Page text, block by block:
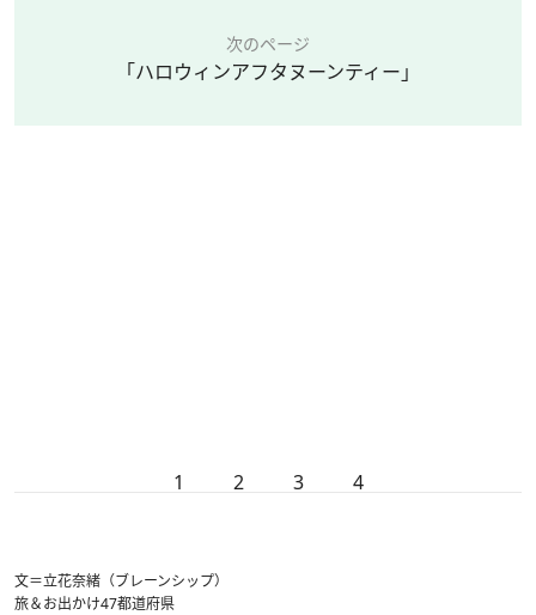
次のページ
「ハロウィンアフタヌーンティー」
1 2 3 4
文＝立花奈緒（ブレーンシップ）
旅＆お出かけ47都道府県